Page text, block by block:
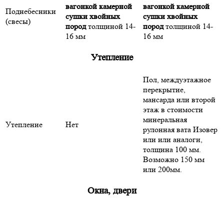
Поднебесники
(свесы)
вагонкой камерной
сушки хвойных
породтолщиной 14-
16 мм
вагонкой камерной
сушки хвойных
породтолщиной 14-
16 мм
Утепление
Утепление Нет
Пол, междуэтажное
перекрытие,
мансарда или второй
этаж в стоимости
минеральная
рулонная вата Изовер
или или аналоги,
толщина 100 мм.
Возможно 150 мм
или 200мм.
Окна, двери